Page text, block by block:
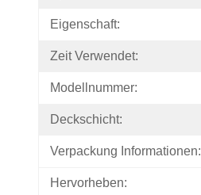
Eigenschaft:
Zeit Verwendet:
Modellnummer:
Deckschicht:
Verpackung Informationen:
Hervorheben: